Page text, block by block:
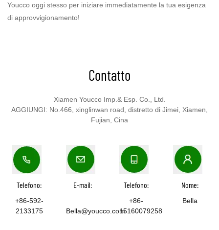
Youcco oggi stesso per iniziare immediatamente la tua esigenza
di approvvigionamento!
Contatto
Xiamen Youcco Imp.& Esp. Co., Ltd.
AGGIUNGI: No.466, xinglinwan road, distretto di Jimei, Xiamen,
Fujian, Cina
Telefono:
+86-592-
2133175
E-mail:
Bella@youcco.com
Telefono:
+86-
15160079258
Nome:
Bella